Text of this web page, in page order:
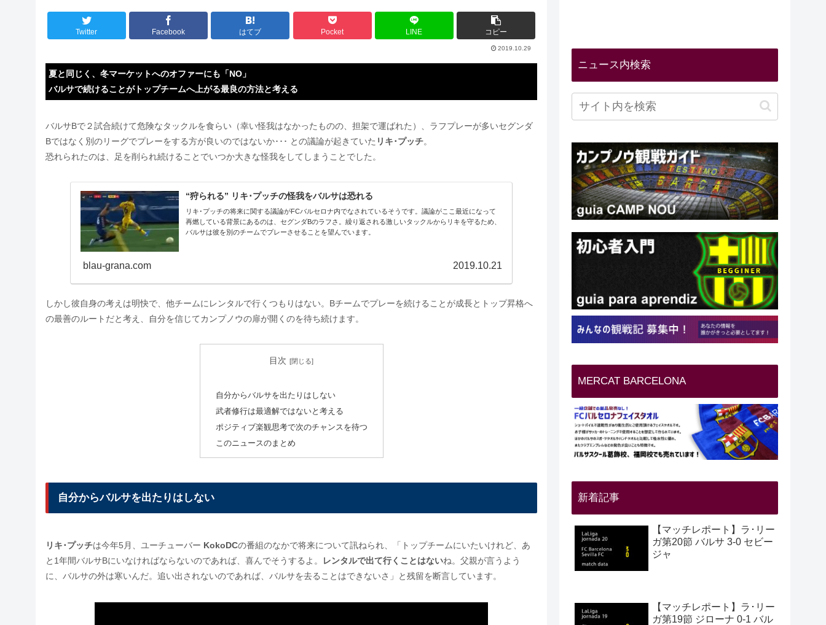
Twitter Facebook はてブ Pocket LINE コピー
2019.10.29
夏と同じく、冬マーケットへのオファーにも「NO」
バルサで続けることがトップチームへ上がる最良の方法と考える
バルサBで２試合続けて危険なタックルを食らい（幸い怪我はなかったものの、担架で運ばれた）、ラフプレーが多いセグンダ
Bではなく別のリーグでプレーをする方が良いのではないか･･･ との議論が起きていた リキ･プッチ。
恐れられたのは、足を削られ続けることでいつか大きな怪我をしてしまうことでした。
“狩られる” リキ･プッチの怪我をバルサは恐れる
リキ･プッチの将来に関する議論がFCバルセロナ内でなされているそうです。議論がここ最近になって
再燃している背景にあるのは、セグンダBのラフさ。繰り返される激しいタックルからリキを守るため、
バルサは彼を別のチームでプレーさせることを望んでいます。
blau-grana.com 2019.10.21
しかし彼自身の考えは明快で、他チームにレンタルで行くつもりはない。Bチームでプレーを続けることが成長とトップ昇格へ
の最善のルートだと考え、自分を信じてカンプノウの扉が開くのを待ち続けます。
目次
自分からバルサを出たりはしない
武者修行は最適解ではないと考える
ポジティブ楽観思考で次のチャンスを待つ
このニュースのまとめ
自分からバルサを出たりはしない
リキ･プッチは今年5月、ユーチューバー KokoDCの番組のなかで将来について訊ねられ、「トップチームにいたいけれど、あ
と1年間バルサBにいなければならないのであれば、喜んでそうするよ。
レンタルで出て行くことはないね。父親が言うよう
に、バルサの外は寒いんだ。追い出されないのであれば、バルサを去ることはできないさ」と残留を断言しています。
ニュース内検索
MERCAT BARCELONA
新着記事
【マッチレポート】ラ･リー
ガ第20節 バルサ 3-0 セビー
ジャ
【マッチレポート】ラ･リー
ガ第19節 ジローナ 0-1 バル